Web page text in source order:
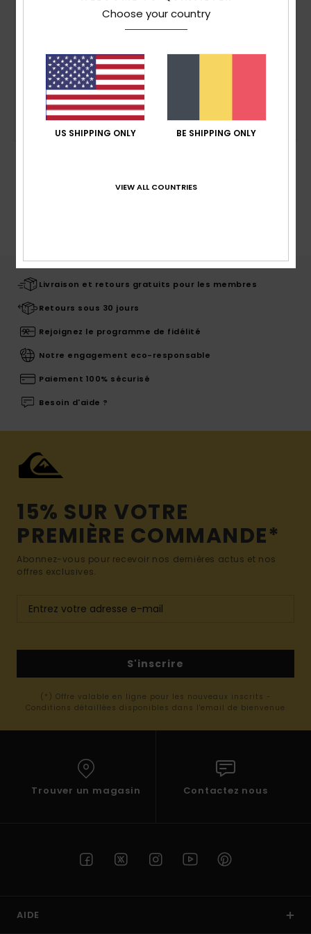
caractères restants
Ajouter au panier
Livraison et retours gratuits pour les membres
Retours sous 30 jours
Rejoignez le programme de fidélité
Notre engagement eco-responsable
Paiement 100% sécurisé
Besoin d'aide ?
15% SUR VOTRE
PREMIÈRE COMMANDE*
Abonnez-vous pour recevoir nos dernières actus et nos
offres exclusives.
S'inscrire
(*) Offre valable en ligne pour les nouveaux inscrits -
Conditions détaillées disponibles dans l'email de bienvenue
Trouver un magasin Contactez nous
AIDE
Choose your country
US SHIPPING ONLY BE SHIPPING ONLY
VIEW ALL COUNTRIES